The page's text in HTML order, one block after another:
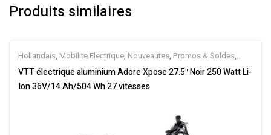
Produits similaires
Hollandais, Mobilite Electrique, Nouveautes, Promos & Soldes,
Tout-Suspendus,Vélo électrique ville,Velos Electriques,VTT
Électriques
VTT électrique aluminium Adore Xpose 27.5″ Noir 250 Watt Li-
Ion 36V/14 Ah/504 Wh 27 vitesses